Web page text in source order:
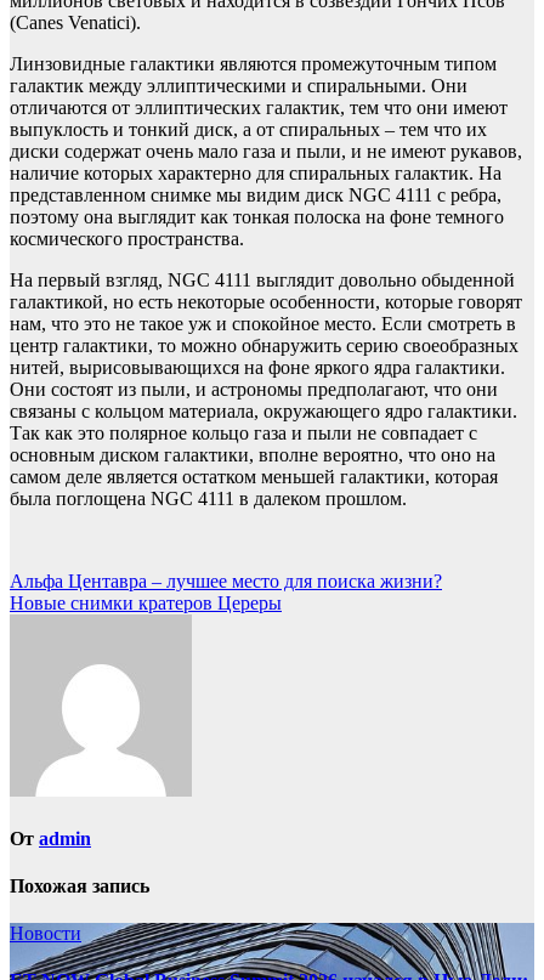
(Canes Venatici).
Линзовидные галактики являются промежуточным типом
галактик между эллиптическими и спиральными. Они
отличаются от эллиптических галактик, тем что они имеют
выпуклость и тонкий диск, а от спиральных – тем что их
диски содержат очень мало газа и пыли, и не имеют рукавов,
наличие которых характерно для спиральных галактик. На
представленном снимке мы видим диск NGC 4111 с ребра,
поэтому она выглядит как тонкая полоска на фоне темного
космического пространства.
На первый взгляд, NGC 4111 выглядит довольно обыденной
галактикой, но есть некоторые особенности, которые говорят
нам, что это не такое уж и спокойное место. Если смотреть в
центр галактики, то можно обнаружить серию своеобразных
нитей, вырисовывающихся на фоне яркого ядра галактики.
Они состоят из пыли, и астрономы предполагают, что они
связаны с кольцом материала, окружающего ядро галактики.
Так как это полярное кольцо газа и пыли не совпадает с
основным диском галактики, вполне вероятно, что оно на
самом деле является остатком меньшей галактики, которая
была поглощена NGC 4111 в далеком прошлом.
Навигация
по
Альфа Центавра – лучшее место для поиска жизни?
Новые снимки кратеров Цереры
От admin
Похожая запись
Новости